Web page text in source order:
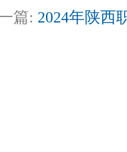
篇: 2024年陕西